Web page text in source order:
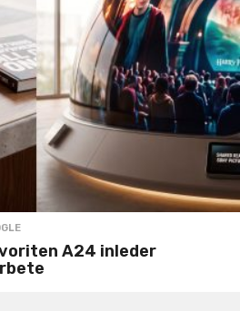
A24 inleder